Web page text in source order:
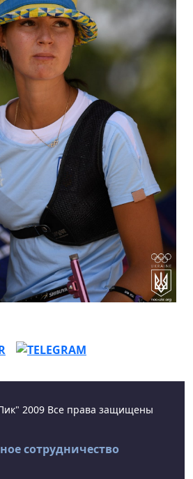
2009 Все права защищены
сотрудничество